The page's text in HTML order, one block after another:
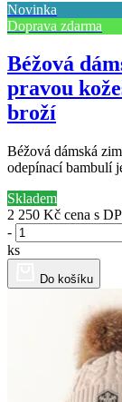
Novinka
Doprava zdarma
Béžová
pravou
broží
Béžová dámská
odepínací bambulí
Skladem
2 250 Kč cena s
-
ks
Do košíku